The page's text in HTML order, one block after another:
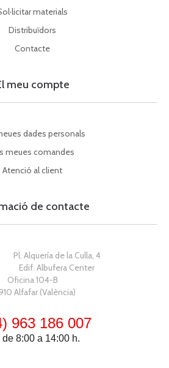
materials
Distribuïdors
Contacte
meu compte
dades personals
meues comandes
Atenció al client
de contacte
Pl. Alquería de la Culla, 4
Edif. Albufera Center
Oficina 104-B
Alfafar (València)
963 186 007
de 8:00 a 14:00 h.